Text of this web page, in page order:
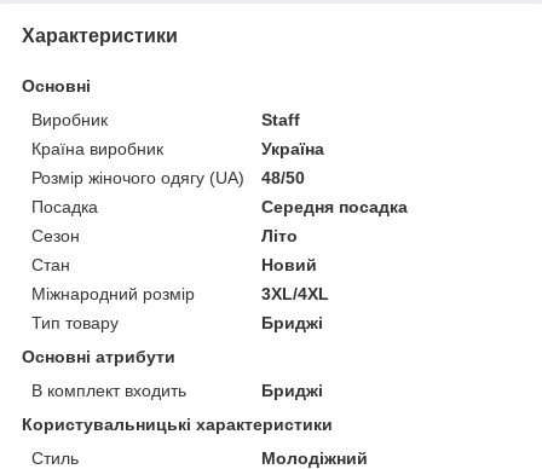
Характеристики
Основні
Виробник
Staff
Країна виробник
Україна
Розмір жіночого одягу (UA)
48/50
Посадка
Середня посадка
Сезон
Літо
Стан
Новий
Міжнародний розмір
3XL/4XL
Тип товару
Бриджі
Основні атрибути
В комплект входить
Бриджі
Користувальницькі характеристики
Стиль
Молодіжний